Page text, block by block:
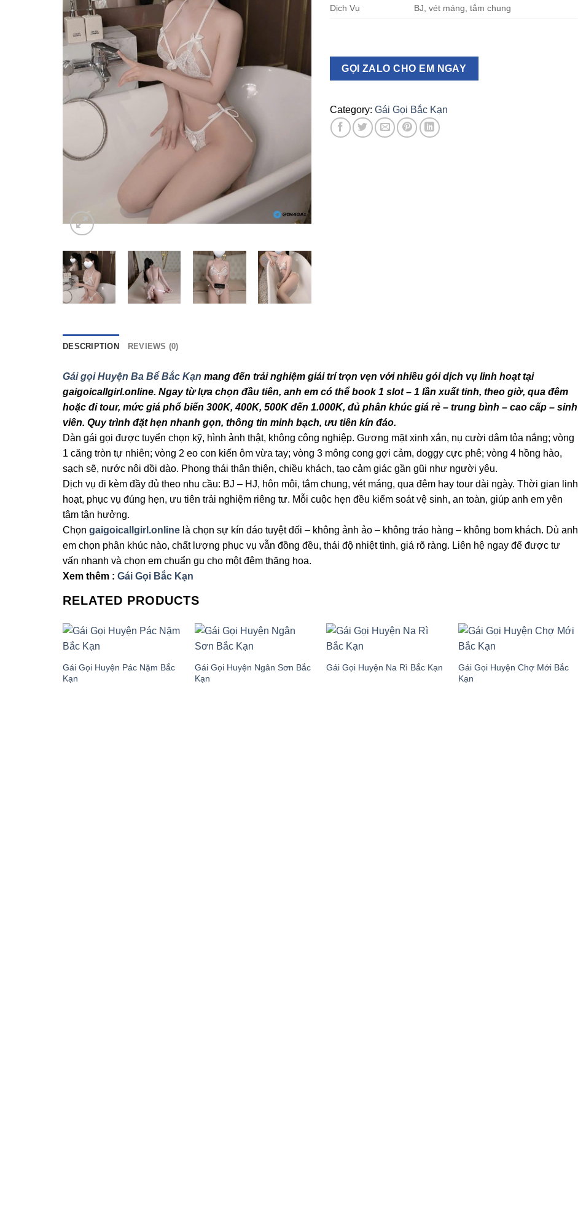
Dịch Vụ BJ, vét máng, tắm chung
GỌI ZALO CHO EM NGAY
Category: Gái Gọi Bắc Kạn
DESCRIPTION REVIEWS (0)
Gái gọi Huyện Ba Bể Bắc Kạn mang đến trải nghiệm giải trí trọn vẹn với nhiều gói dịch vụ linh hoạt tại
gaigoicallgirl.online. Ngay từ lựa chọn đầu tiên, anh em có thể book 1 slot – 1 lần xuất tinh, theo giờ, qua đêm
hoặc đi tour, mức giá phổ biến 300K, 400K, 500K đến 1.000K, đủ phân khúc giá rẻ – trung bình – cao cấp – sinh
viên. Quy trình đặt hẹn nhanh gọn, thông tin minh bạch, ưu tiên kín đáo.
Dàn gái gọi được tuyển chọn kỹ, hình ảnh thật, không công nghiệp. Gương mặt xinh xắn, nụ cười dâm tỏa nắng; vòng
1 căng tròn tự nhiên; vòng 2 eo con kiến ôm vừa tay; vòng 3 mông cong gợi cảm, doggy cực phê; vòng 4 hồng hào,
sạch sẽ, nước nôi dồi dào. Phong thái thân thiện, chiều khách, tạo cảm giác gần gũi như người yêu.
Dịch vụ đi kèm đầy đủ theo nhu cầu: BJ – HJ, hôn môi, tắm chung, vét máng, qua đêm hay tour dài ngày. Thời gian linh
hoạt, phục vụ đúng hẹn, ưu tiên trải nghiệm riêng tư. Mỗi cuộc hẹn đều kiểm soát vệ sinh, an toàn, giúp anh em yên
tâm tận hưởng.
Chọn gaigoicallgirl.online là chọn sự kín đáo tuyệt đối – không ảnh ảo – không tráo hàng – không bom khách. Dù anh
em chọn phân khúc nào, chất lượng phục vụ vẫn đồng đều, thái độ nhiệt tình, giá rõ ràng. Liên hệ ngay để được tư
vấn nhanh và chọn em chuẩn gu cho một đêm thăng hoa.
Xem thêm : Gái Gọi Bắc Kạn
RELATED PRODUCTS
Gái Gọi Huyện Pác Nặm Bắc
Kạn
Gái Gọi Huyện Ngân Sơn Bắc
Kạn
Gái Gọi Huyện Na Rì Bắc Kạn
Gái Gọi Huyện Chợ Mới Bắc
Kạn